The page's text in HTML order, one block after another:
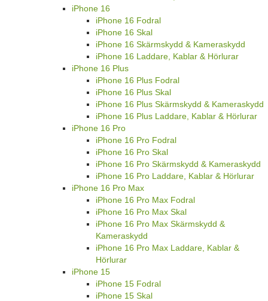
iPhone 16
iPhone 16 Fodral
iPhone 16 Skal
iPhone 16 Skärmskydd & Kameraskydd
iPhone 16 Laddare, Kablar & Hörlurar
iPhone 16 Plus
iPhone 16 Plus Fodral
iPhone 16 Plus Skal
iPhone 16 Plus Skärmskydd & Kameraskydd
iPhone 16 Plus Laddare, Kablar & Hörlurar
iPhone 16 Pro
iPhone 16 Pro Fodral
iPhone 16 Pro Skal
iPhone 16 Pro Skärmskydd & Kameraskydd
iPhone 16 Pro Laddare, Kablar & Hörlurar
iPhone 16 Pro Max
iPhone 16 Pro Max Fodral
iPhone 16 Pro Max Skal
iPhone 16 Pro Max Skärmskydd &
Kameraskydd
iPhone 16 Pro Max Laddare, Kablar &
Hörlurar
iPhone 15
iPhone 15 Fodral
iPhone 15 Skal